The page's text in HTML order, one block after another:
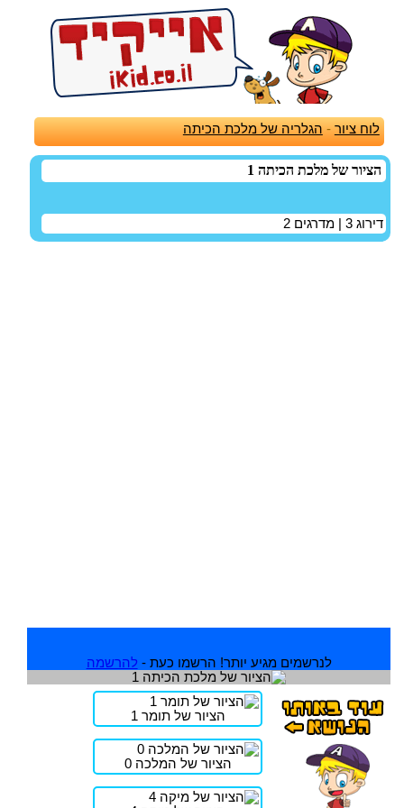
לוח ציור - הגלריה של מלכת הכיתה
הציור של מלכת הכיתה 1
דירוג 3 | מדרגים 2
לנרשמים מגיע יותר! הרשמו כעת - להרשמה
הציור של תומר 1
הציור של המלכה 0